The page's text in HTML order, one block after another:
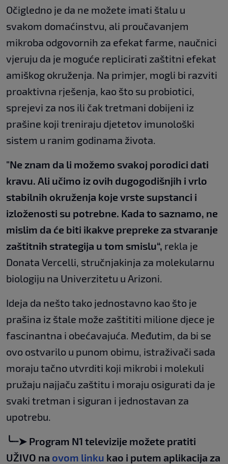
Očigledno je da ne možete imati štalu u
svakom domaćinstvu, ali proučavanjem
mikroba odgovornih za efekat farme, naučnici
vjeruju da je moguće replicirati zaštitni efekat
amiškog okruženja. Na primjer, mogli bi razviti
proaktivna rješenja, kao što su probiotici,
sprejevi za nos ili čak tretmani dobijeni iz
prašine koji treniraju djetetov imunološki
sistem u ranim godinama života.
"Ne znam da li možemo svakoj porodici dati
kravu. Ali učimo iz ovih dugogodišnjih i vrlo
stabilnih okruženja koje vrste supstanci i
izloženosti su potrebne. Kada to saznamo, ne
mislim da će biti ikakve prepreke za stvaranje
zaštitnih strategija u tom smislu“, rekla je
Donata Vercelli, stručnjakinja za molekularnu
biologiju na Univerzitetu u Arizoni.
Ideja da nešto tako jednostavno kao što je
prašina iz štale može zaštititi milione djece je
fascinantna i obećavajuća. Međutim, da bi se
ovo ostvarilo u punom obimu, istraživači sada
moraju tačno utvrditi koji mikrobi i molekuli
pružaju najjaču zaštitu i moraju osigurati da je
svaki tretman i siguran i jednostavan za
upotrebu.
╰┈➤ Program N1 televizije možete pratiti
UŽIVO na ovom linku kao i putem aplikacija za